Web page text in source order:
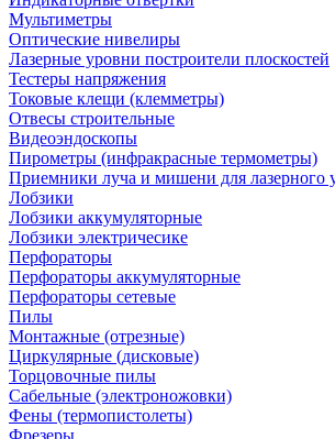
Мультиметры
Оптические нивелиры
Лазерные уровни построители плоскостей
Тестеры напряжения
Токовые клещи (клемметры)
Отвесы строительные
Видеоэндоскопы
Пирометры (инфракрасные термометры)
Приемники луча и мишени для лазерного
Лобзики
Лобзики аккумуляторные
Лобзики электричесике
Перфораторы
Перфораторы аккумуляторные
Перфораторы сетевые
Пилы
Монтажные (отрезные)
Циркулярные (дисковые)
Торцовочные пилы
Сабельные (электроножовки)
Фены (термопистолеты)
Фрезеры